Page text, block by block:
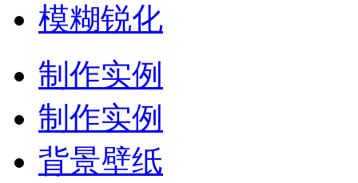
模糊锐化
制作实例
制作实例
背景壁纸